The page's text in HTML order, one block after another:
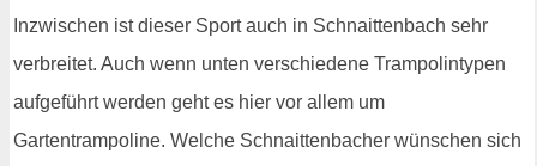
Inzwischen ist dieser Sport auch in Schnaittenbach sehr
verbreitet. Auch wenn unten verschiedene Trampolintypen
aufgeführt werden geht es hier vor allem um
Gartentrampoline. Welche Schnaittenbacher wünschen sich